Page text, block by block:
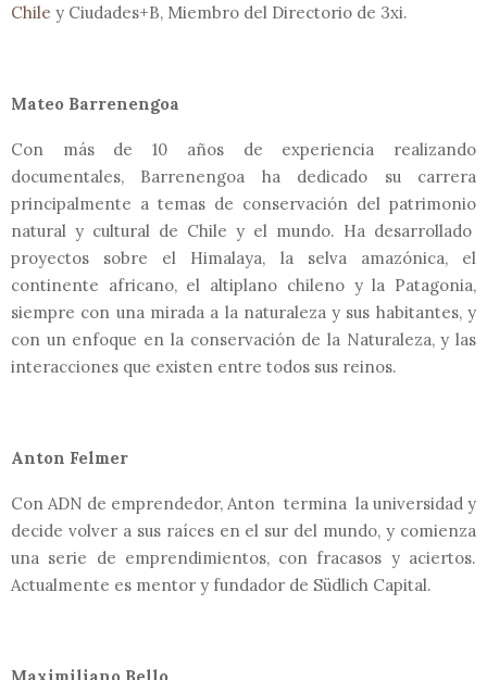
Chile y Ciudades+B, Miembro del Directorio de 3xi.
Mateo Barrenengoa
Con más de 10 años de experiencia realizando
documentales, Barrenengoa ha dedicado su carrera
principalmente a temas de conservación del patrimonio
natural y cultural de Chile y el mundo. Ha desarrollado
proyectos sobre el Himalaya, la selva amazónica, el
continente africano, el altiplano chileno y la Patagonia,
siempre con una mirada a la naturaleza y sus habitantes, y
con un enfoque en la conservación de la Naturaleza, y las
interacciones que existen entre todos sus reinos.
Anton Felmer
Con ADN de emprendedor, Anton termina la universidad y
decide volver a sus raíces en el sur del mundo, y comienza
una serie de emprendimientos, con fracasos y aciertos.
Actualmente es mentor y fundador de Südlich Capital.
Maximiliano Bello